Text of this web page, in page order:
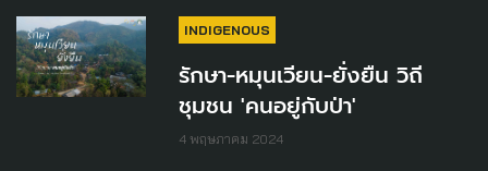
INDIGENOUS
รักษา-หมุนเวียน-ยั่งยืน วิถี
ชุมชน 'คนอยู่กับป่า'
4 พฤษภาคม 2024